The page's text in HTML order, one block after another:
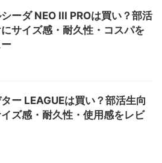
ーダ NEO III PROは買い？部活
サイズ感・耐久性・コスパを
ー LEAGUEは買い？部活生向
ズ感・耐久性・使用感をレビ